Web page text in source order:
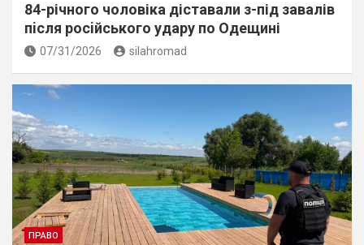
84-річного чоловіка діставали з-під завалів
пiсля росiйського удару по Одещині
07/31/2026 silahromad
ПРАВО